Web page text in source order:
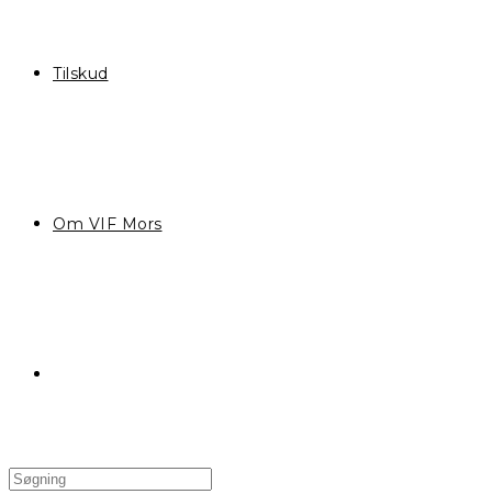
Tilskud
Om VIF Mors
Search